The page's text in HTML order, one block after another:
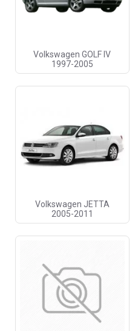
Volkswagen GOLF IV
1997-2005
Volkswagen JETTA
2005-2011